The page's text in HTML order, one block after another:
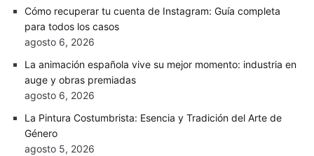
Cómo recuperar tu cuenta de Instagram: Guía completa
para todos los casos
agosto 6, 2026
La animación española vive su mejor momento: industria en
auge y obras premiadas
agosto 6, 2026
La Pintura Costumbrista: Esencia y Tradición del Arte de
Género
agosto 5, 2026